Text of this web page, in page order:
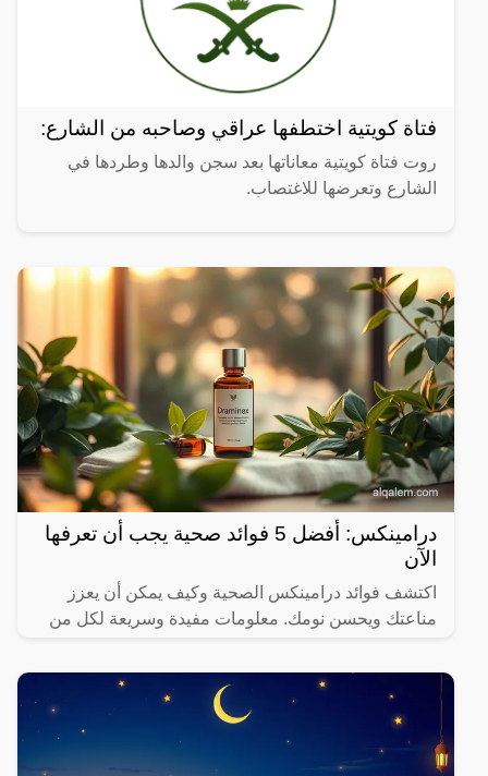
فتاة كويتية اختطفها عراقي وصاحبه من الشارع:
روت فتاة كويتية معاناتها بعد سجن والدها وطردها في
الشارع وتعرضها للاغتصاب.
درامينكس: أفضل 5 فوائد صحية يجب أن تعرفها
الآن
اكتشف فوائد درامينكس الصحية وكيف يمكن أن يعزز
مناعتك ويحسن نومك. معلومات مفيدة وسريعة لكل من